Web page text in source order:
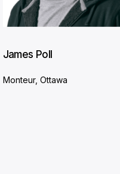
James Poll
Monteur, Ottawa